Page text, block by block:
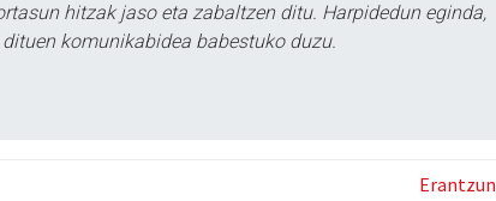
hitzak jaso eta zabaltzen ditu. Harpidedun eginda,
komunikabidea babestuko duzu.
Erantzun